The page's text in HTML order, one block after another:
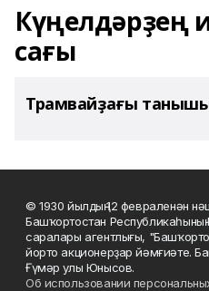
Күңелдәрҙең
сағы
Трамвайҙағы
© 1930 йылдың 12 февраленән
Башҡортостан Республикаһының
саралары агентлығы,
йорто акционерҙар йәмғиәте.
Ғүмәр улы Юнысов.
Об использовании